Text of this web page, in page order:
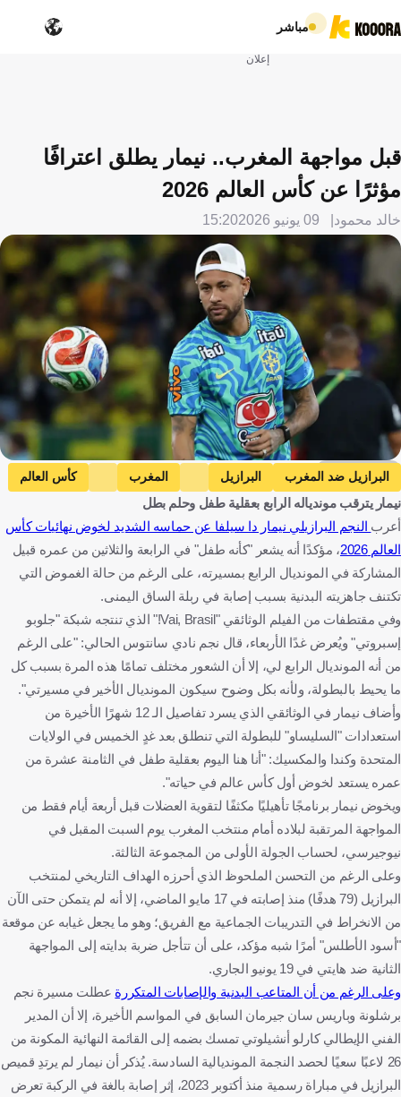
مباشر
إعلان
قبل مواجهة المغرب.. نيمار يطلق اعترافًا
مؤثرًا عن كأس العالم 2026
خالد محمود 09 يونيو 2026 15:20
Getty Images
البرازيل ضد المغرب البرازيل المغرب
كأس العالم
نيمار
البرازيل المغرب الولايات المتحدة
نيمار يترقب موندياله الرابع بعقلية طفل وحلم بطل
أعرب النجم البرازيلي نيمار دا سيلفا عن حماسه الشديد لخوض نهائيات كأس
العالم 2026
، مؤكدًا أنه يشعر "كأنه طفل" في الرابعة والثلاثين من عمره قبيل
المشاركة في المونديال الرابع بمسيرته، على الرغم من حالة الغموض التي
تكتنف جاهزيته البدنية بسبب إصابة في ربلة الساق اليمنى.
وفي مقتطفات من الفيلم الوثائقي "Vai, Brasil!" الذي تنتجه شبكة "جلوبو
إسبروتي" ويُعرض غدًا الأربعاء، قال نجم نادي سانتوس الحالي: "على الرغم
من أنه المونديال الرابع لي، إلا أن الشعور مختلف تمامًا هذه المرة بسبب كل
ما يحيط بالبطولة، ولأنه بكل وضوح سيكون المونديال الأخير في مسيرتي".
وأضاف نيمار في الوثائقي الذي يسرد تفاصيل الـ 12 شهرًا الأخيرة من
استعدادات "السليساو" للبطولة التي تنطلق بعد غدٍ الخميس في الولايات
المتحدة وكندا والمكسيك: "أنا هنا اليوم بعقلية طفل في الثامنة عشرة من
عمره يستعد لخوض أول كأس عالم في حياته".
ويخوض نيمار برنامجًا تأهيليًا مكثفًا لتقوية العضلات قبل أربعة أيام فقط من
المواجهة المرتقبة لبلاده أمام منتخب المغرب يوم السبت المقبل في
نيوجيرسي، لحساب الجولة الأولى من المجموعة الثالثة.
وعلى الرغم من التحسن الملحوظ الذي أحرزه الهداف التاريخي لمنتخب
البرازيل (79 هدفًا) منذ إصابته في 17 مايو الماضي، إلا أنه لم يتمكن حتى الآن
من الانخراط في التدريبات الجماعية مع الفريق؛ وهو ما يجعل غيابه عن موقعة
"أسود الأطلس" أمرًا شبه مؤكد، على أن تتأجل ضربة بدايته إلى المواجهة
الثانية ضد هايتي في 19 يونيو الجاري.
وعلى الرغم من أن المتاعب البدنية والإصابات المتكررة عطلت مسيرة نجم
برشلونة وباريس سان جيرمان السابق في المواسم الأخيرة، إلا أن المدير
الفني الإيطالي كارلو أنشيلوتي تمسك بضمه إلى القائمة النهائية المكونة من
26 لاعبًا سعيًا لحصد النجمة المونديالية السادسة. يُذكر أن نيمار لم يرتدِ قميص
البرازيل في مباراة رسمية منذ أكتوبر 2023، إثر إصابة بالغة في الركبة تعرض